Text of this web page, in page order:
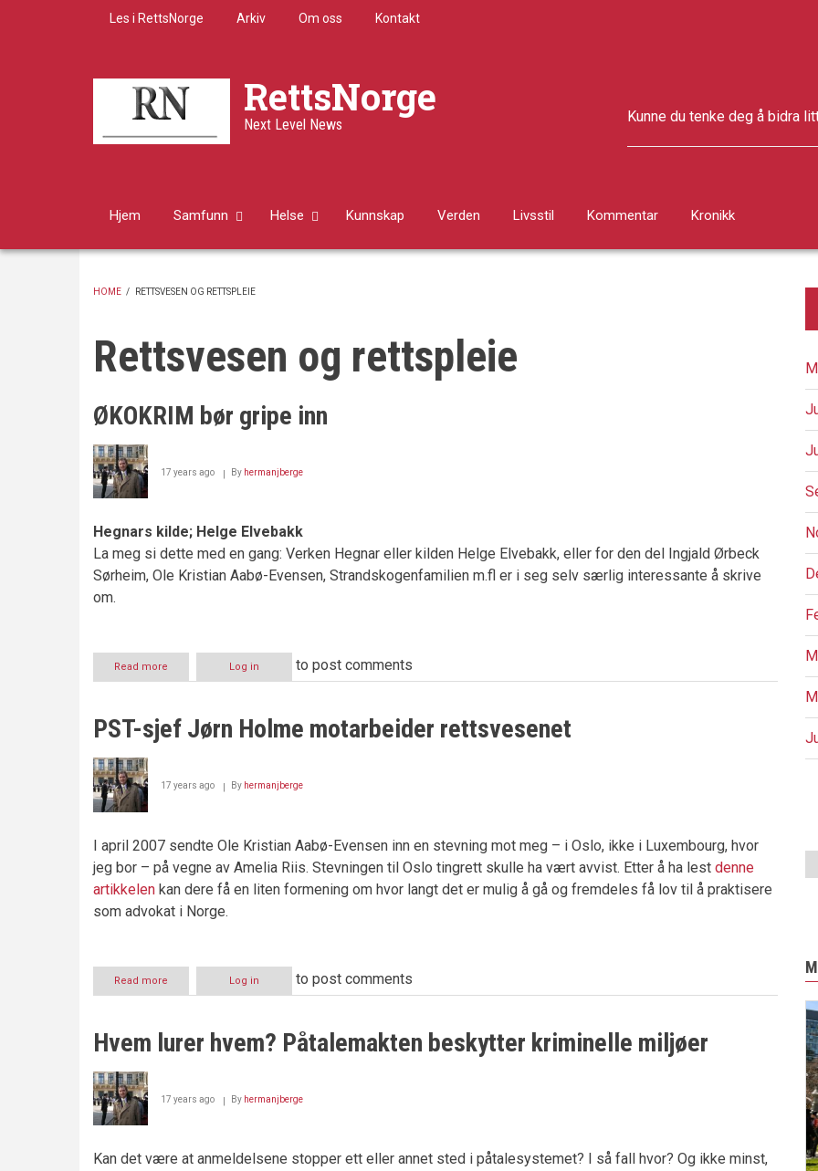
Les i RettsNorge Arkiv Om oss Kontakt
RettsNorge
Next Level News Kunne du tenke deg å bidra
Hjem Samfunn Helse Kunnskap Verden Livsstil Kommentar Kronikk
HOME / RETTSVESEN OG RETTSPLEIE
Rettsvesen og rettspleie
ØKOKRIM bør gripe inn
17 years ago By hermanjberge
Hegnars kilde; Helge Elvebakk
La meg si dette med en gang: Verken Hegnar eller kilden Helge Elvebakk, eller for den del Ingjald Ørbeck
Sørheim, Ole Kristian Aabø-Evensen, Strandskogenfamilien m.fl er i seg selv særlig interessante å skrive
om.
Read more
ØKOKRIM
inn
Log in to post comments
PST-sjef Jørn Holme motarbeider rettsvesenet
17 years ago By hermanjberge
I april 2007 sendte Ole Kristian Aabø-Evensen inn en stevning mot meg – i Oslo, ikke i Luxembourg, hvor
jeg bor – på vegne av Amelia Riis. Stevningen til Oslo tingrett skulle ha vært avvist. Etter å ha lest denne
artikkelen kan dere få en liten formening om hvor langt det er mulig å gå og fremdeles få lov til å praktisere
som advokat i Norge.
Read more
PST-
Holme
Log in to post comments
Hvem lurer hvem? Påtalemakten beskytter kriminelle miljøer
17 years ago By hermanjberge
Kan det være at anmeldelsene stopper ett eller annet sted i påtalesystemet? I så fall hvor? Og ikke minst,